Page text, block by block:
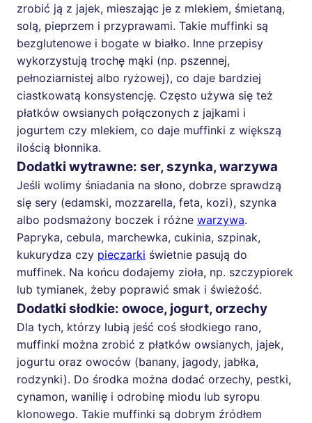
zrobić ją z jajek, mieszając je z mlekiem, śmietaną,
solą, pieprzem i przyprawami. Takie muffinki są
bezglutenowe i bogate w białko. Inne przepisy
wykorzystują trochę mąki (np. pszennej,
pełnoziarnistej albo ryżowej), co daje bardziej
ciastkowatą konsystencję. Często używa się też
płatków owsianych połączonych z jajkami i
jogurtem czy mlekiem, co daje muffinki z większą
ilością błonnika.
Dodatki wytrawne: ser, szynka, warzywa
Jeśli wolimy śniadania na słono, dobrze sprawdzą
się sery (edamski, mozzarella, feta, kozi), szynka
albo podsmażony boczek i różne warzywa.
Papryka, cebula, marchewka, cukinia, szpinak,
kukurydza czy pieczarki świetnie pasują do
muffinek. Na końcu dodajemy zioła, np. szczypiorek
lub tymianek, żeby poprawić smak i świeżość.
Dodatki słodkie: owoce, jogurt, orzechy
Dla tych, którzy lubią jeść coś słodkiego rano,
muffinki można zrobić z płatków owsianych, jajek,
jogurtu oraz owoców (banany, jagody, jabłka,
rodzynki). Do środka można dodać orzechy, pestki,
cynamon, wanilię i odrobinę miodu lub syropu
klonowego. Takie muffinki są dobrym źródłem